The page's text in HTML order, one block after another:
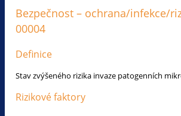
Bezpečnost – ochrana/infekce/
00004
Definice
Stav zvýšeného rizika invaze patogenních
Rizikové faktory